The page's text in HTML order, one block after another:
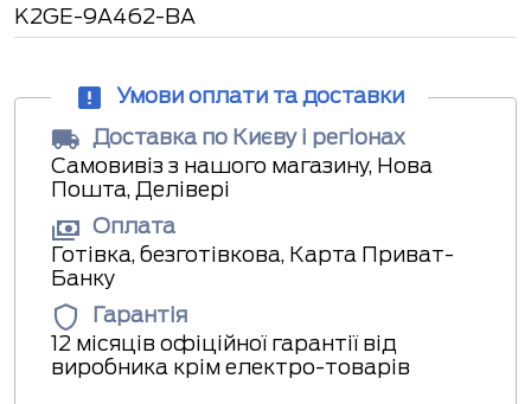
K2GE-9A462-BA
Умови оплати та доставки
Доставка по Києву і регіонах
Самовивіз з нашого магазину, Нова
Пошта, Делівері
Оплата
Готівка, безготівкова, Карта Приват-
Банку
Гарантія
12 місяців офіційної гарантії від
виробника крім електро-товарів